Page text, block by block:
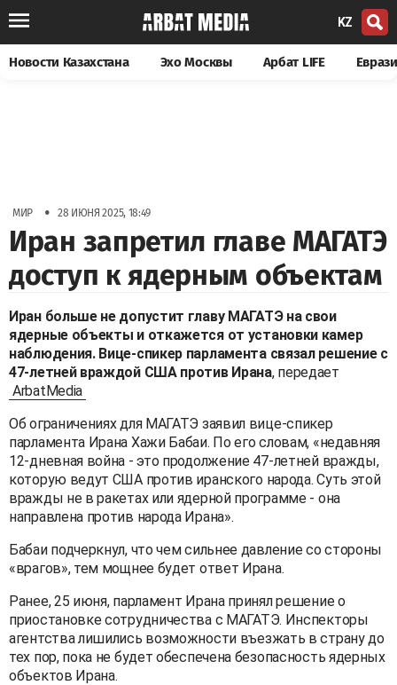
KZ
Новости Казахстана Эхо Москвы Арбат LIFE
МИР • 28 ИЮНЯ 2025, 18:49
Иран запретил главе МАГАТЭ
доступ к ядерным объектам
Иран больше не допустит главу МАГАТЭ на свои
ядерные объекты и откажется от установки камер
наблюдения. Вице-спикер парламента связал решение с
47-летней враждой США против Ирана, передает
ArbatMedia
Об ограничениях для МАГАТЭ заявил вице-спикер
парламента Ирана Хажи Бабаи. По его словам, «недавняя
12-дневная война - это продолжение 47-летней вражды,
которую ведут США против иранского народа. Суть этой
вражды не в ракетах или ядерной программе - она
направлена против народа Ирана».
Бабаи подчеркнул, что чем сильнее давление со стороны
«врагов», тем мощнее будет ответ Ирана.
Ранее, 25 июня, парламент Ирана принял решение о
приостановке сотрудничества с МАГАТЭ. Инспекторы
агентства лишились возможности въезжать в страну до
тех пор, пока не будет обеспечена безопасность ядерных
объектов Ирана.